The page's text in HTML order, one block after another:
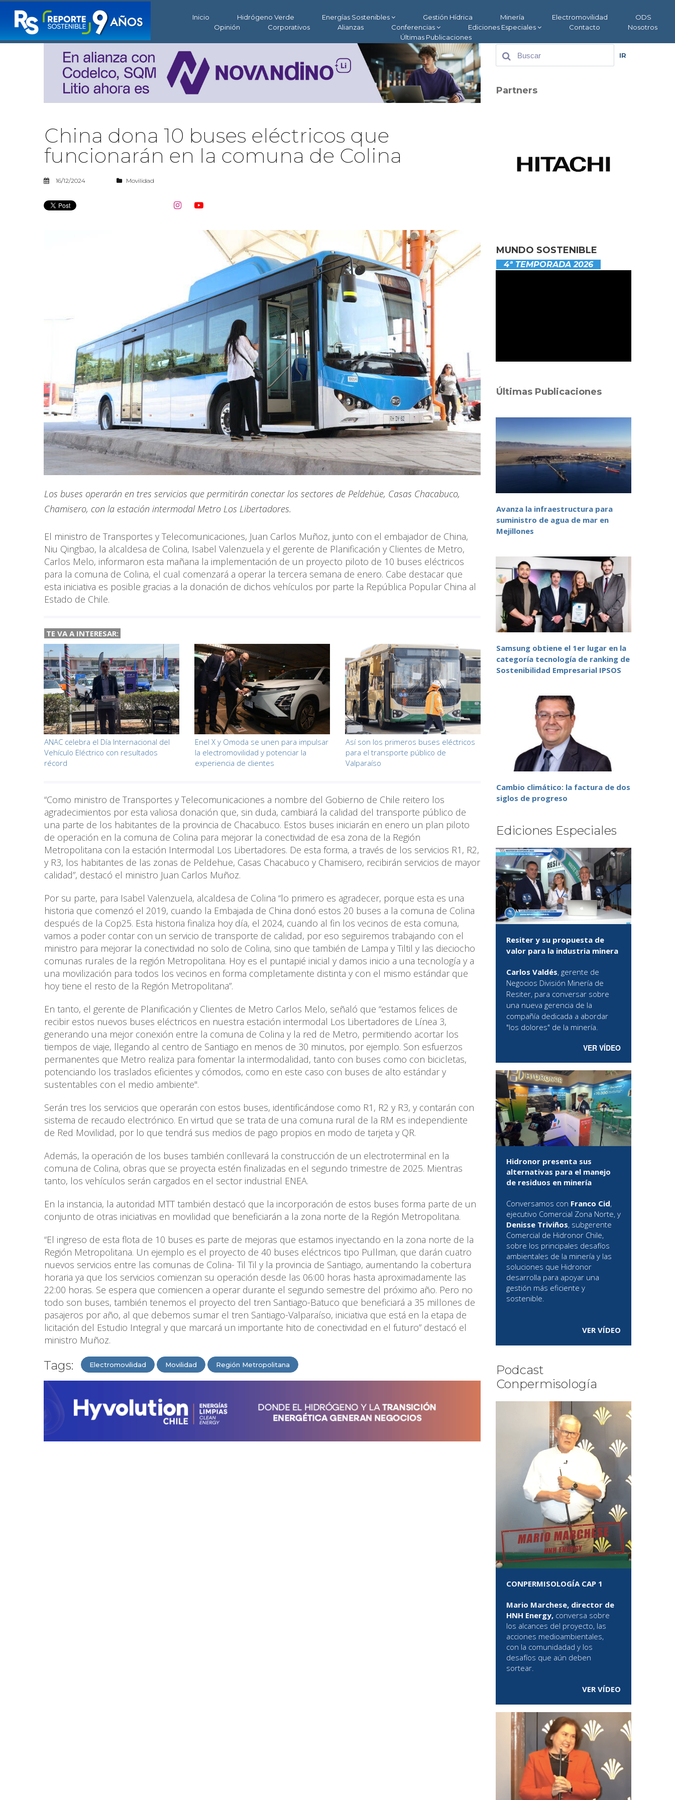
Inicio Hidrógeno Verde Energías Sostenibles Gestión Hídrica Minería Electromovilidad
ODS
Opinión
Corporativos Alianzas Conferencias Ediciones Especiales Contacto
Nosotros
Últimas Publicaciones
China dona 10 buses eléctricos que
funcionarán en la comuna de Colina
16/12/2024 Movilidad
 
Los buses operarán en tres servicios que permitirán conectar los sectores de Peldehüe, Casas Chacabuco,
Chamisero, con la estación intermodal Metro Los Libertadores.
El ministro de Transportes y Telecomunicaciones, Juan Carlos Muñoz, junto con el embajador de China,
Niu Qingbao, la alcaldesa de Colina, Isabel Valenzuela y el gerente de Planificación y Clientes de Metro,
Carlos Melo, informaron esta mañana la implementación de un proyecto piloto de 10 buses eléctricos
para la comuna de Colina, el cual comenzará a operar la tercera semana de enero. Cabe destacar que
esta iniciativa es posible gracias a la donación de dichos vehículos por parte la República Popular China al
Estado de Chile.
TE VA A INTERESAR:
ANAC celebra el Día Internacional del
Vehículo Eléctrico con resultados
récord
Enel X y Omoda se unen para impulsar
la electromovilidad y potenciar la
experiencia de clientes
Así son los primeros buses eléctricos
para el transporte público de
Valparaíso
“Como ministro de Transportes y Telecomunicaciones a nombre del Gobierno de Chile reitero los
agradecimientos por esta valiosa donación que, sin duda, cambiará la calidad del transporte público de
una parte de los habitantes de la provincia de Chacabuco. Estos buses iniciarán en enero un plan piloto
de operación en la comuna de Colina para mejorar la conectividad de esa zona de la Región
Metropolitana con la estación Intermodal Los Libertadores. De esta forma, a través de los servicios R1, R2,
y R3, los habitantes de las zonas de Peldehue, Casas Chacabuco y Chamisero, recibirán servicios de mayor
calidad”, destacó el ministro Juan Carlos Muñoz.
Por su parte, para Isabel Valenzuela, alcaldesa de Colina “lo primero es agradecer, porque esta es una
historia que comenzó el 2019, cuando la Embajada de China donó estos 20 buses a la comuna de Colina
después de la Cop25. Esta historia finaliza hoy día, el 2024, cuando al fin los vecinos de esta comuna,
vamos a poder contar con un servicio de transporte de calidad, por eso seguiremos trabajando con el
ministro para mejorar la conectividad no solo de Colina, sino que también de Lampa y Tiltil y las dieciocho
comunas rurales de la región Metropolitana. Hoy es el puntapié inicial y damos inicio a una tecnología y a
una movilización para todos los vecinos en forma completamente distinta y con el mismo estándar que
hoy tiene el resto de la Región Metropolitana”.
En tanto, el gerente de Planificación y Clientes de Metro Carlos Melo, señaló que “estamos felices de
recibir estos nuevos buses eléctricos en nuestra estación intermodal Los Libertadores de Línea 3,
generando una mejor conexión entre la comuna de Colina y la red de Metro, permitiendo acortar los
tiempos de viaje, llegando al centro de Santiago en menos de 30 minutos, por ejemplo. Son esfuerzos
permanentes que Metro realiza para fomentar la intermodalidad, tanto con buses como con bicicletas,
potenciando los traslados eficientes y cómodos, como en este caso con buses de alto estándar y
sustentables con el medio ambiente".
Serán tres los servicios que operarán con estos buses, identificándose como R1, R2 y R3, y contarán con
sistema de recaudo electrónico. En virtud que se trata de una comuna rural de la RM es independiente
de Red Movilidad, por lo que tendrá sus medios de pago propios en modo de tarjeta y QR.
Además, la operación de los buses también conllevará la construcción de un electroterminal en la
comuna de Colina, obras que se proyecta estén finalizadas en el segundo trimestre de 2025. Mientras
tanto, los vehículos serán cargados en el sector industrial ENEA.
En la instancia, la autoridad MTT también destacó que la incorporación de estos buses forma parte de un
conjunto de otras iniciativas en movilidad que beneficiarán a la zona norte de la Región Metropolitana.
“El ingreso de esta flota de 10 buses es parte de mejoras que estamos inyectando en la zona norte de la
Región Metropolitana. Un ejemplo es el proyecto de 40 buses eléctricos tipo Pullman, que darán cuatro
nuevos servicios entre las comunas de Colina- Til Til y la provincia de Santiago, aumentando la cobertura
horaria ya que los servicios comienzan su operación desde las 06:00 horas hasta aproximadamente las
22:00 horas. Se espera que comiencen a operar durante el segundo semestre del próximo año. Pero no
todo son buses, también tenemos el proyecto del tren Santiago-Batuco que beneficiará a 35 millones de
pasajeros por año, al que debemos sumar el tren Santiago-Valparaíso, iniciativa que está en la etapa de
licitación del Estudio Integral y que marcará un importante hito de conectividad en el futuro” destacó el
ministro Muñoz.
Tags: Electromovilidad Movilidad Región Metropolitana
IR
Partners
MUNDO SOSTENIBLE
4ª TEMPORADA 2026
Últimas Publicaciones
Avanza la infraestructura para
suministro de agua de mar en
Mejillones
Samsung obtiene el 1er lugar en la
categoría tecnología de ranking de
Sostenibilidad Empresarial IPSOS
Cambio climático: la factura de dos
siglos de progreso
Ediciones Especiales
Resiter y su propuesta de
valor para la industria minera
Carlos Valdés, gerente de
Negocios División Minería de
Resiter, para conversar sobre
una nueva gerencia de la
compañía dedicada a abordar
"los dolores" de la minería.
VER VÍDEO
Hidronor presenta sus
alternativas para el manejo
de residuos en minería
Conversamos con Franco Cid,
ejecutivo Comercial Zona Norte, y
Denisse Triviños, subgerente
Comercial de Hidronor Chile,
sobre los principales desafíos
ambientales de la minería y las
soluciones que Hidronor
desarrolla para apoyar una
gestión más eficiente y
sostenible.
VER VÍDEO
Podcast
Conpermisología
CONPERMISOLOGÍA CAP 1
Mario Marchese, director de
HNH Energy, conversa sobre
los alcances del proyecto, las
acciones medioambientales,
con la comunidadad y los
desafíos que aún deben
sortear.
VER VÍDEO